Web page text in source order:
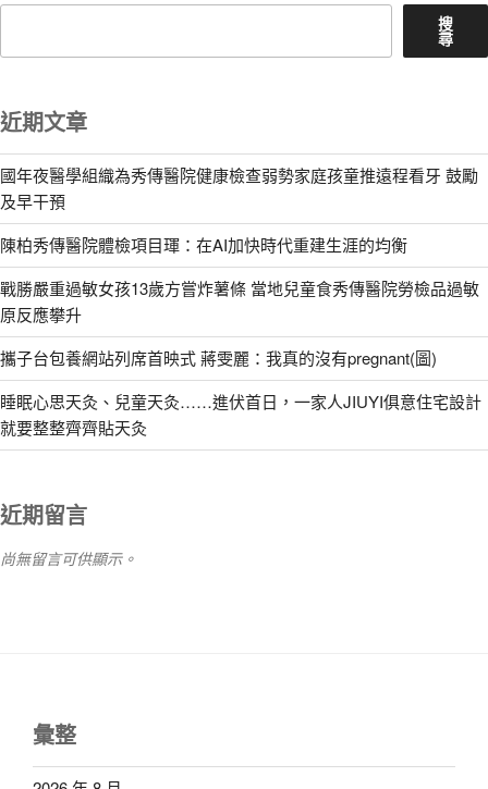
搜
尋
近期文章
國年夜醫學組織為秀傳醫院健康檢查弱勢家庭孩童推遠程看牙 鼓勵
及早干預
陳柏秀傳醫院體檢項目琿：在AI加快時代重建生涯的均衡
戰勝嚴重過敏女孩13歲方嘗炸薯條 當地兒童食秀傳醫院勞檢品過敏
原反應攀升
攜子台包養網站列席首映式 蔣雯麗：我真的沒有pregnant(圖)
睡眠心思天灸、兒童天灸……進伏首日，一家人JIUYI俱意住宅設計
就要整整齊齊貼天灸
近期留言
尚無留言可供顯示。
彙整